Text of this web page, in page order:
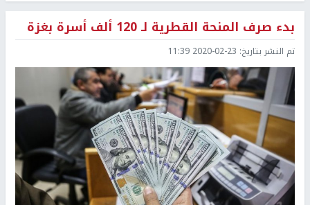
بدء صرف المنحة القطرية لـ 120 ألف أسرة بغزة
تم النشر بتاريخ: 2020-02-23 11:39